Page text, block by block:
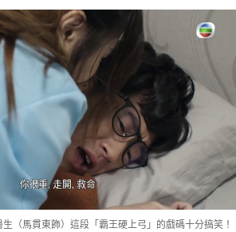
（馬貫東飾）這段「霸王硬上弓」的戲碼十分搞笑！